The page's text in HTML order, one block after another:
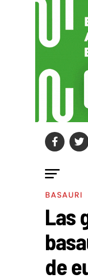
BASAURI
Las
de